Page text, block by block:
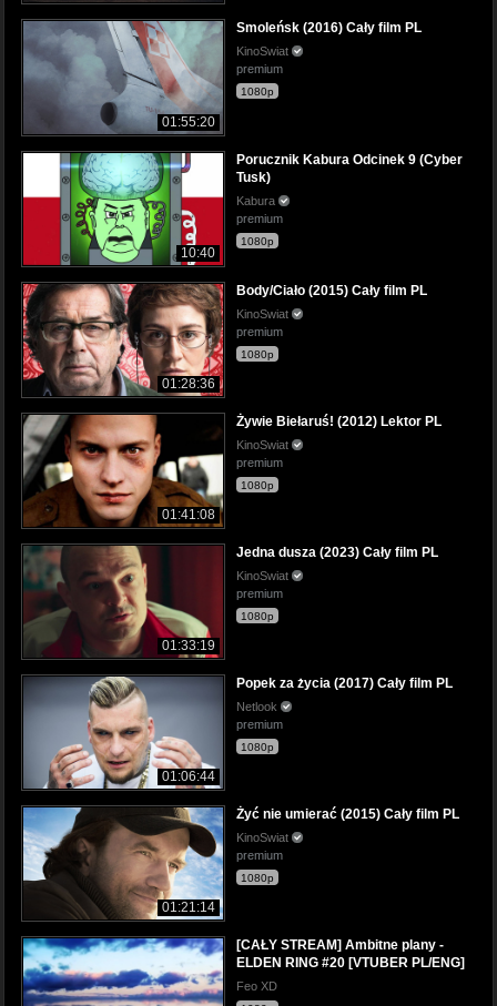
01:55:20
Smoleńsk (2016) Cały film PL
KinoSwiat
premium
1080p
10:40
Porucznik Kabura Odcinek 9 (Cyber
Tusk)
Kabura
premium
1080p
01:28:36
Body/Ciało (2015) Cały film PL
KinoSwiat
premium
1080p
01:41:08
Żywie Biełaruś! (2012) Lektor PL
KinoSwiat
premium
1080p
01:33:19
Jedna dusza (2023) Cały film PL
KinoSwiat
premium
1080p
01:06:44
Popek za życia (2017) Cały film PL
Netlook
premium
1080p
01:21:14
Żyć nie umierać (2015) Cały film PL
KinoSwiat
premium
1080p
[CAŁY STREAM] Ambitne plany -
ELDEN RING #20 [VTUBER PL/ENG]
Feo XD